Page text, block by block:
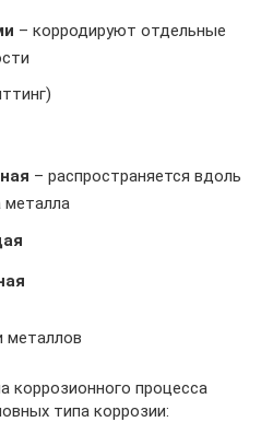
– корродируют отдельные
– распространяется вдоль
металла
металлов
коррозионного процесса
типа коррозии: